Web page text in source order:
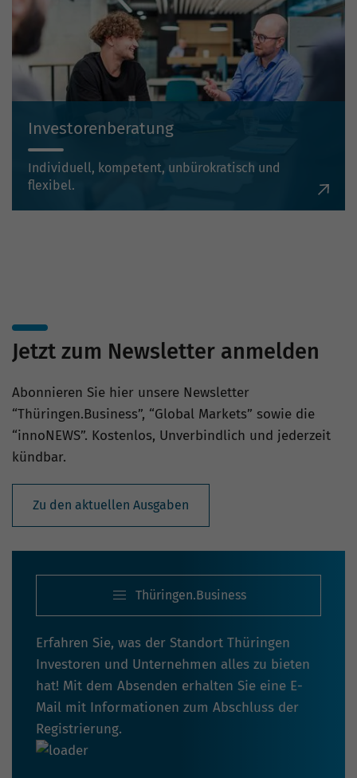
Investorenberatung
Individuell, kompetent, unbürokratisch und
flexibel.
Jetzt zum Newsletter anmelden
Abonnieren Sie hier unsere Newsletter
“Thüringen.Business”, “Global Markets” sowie die
“innoNEWS”. Kostenlos, Unverbindlich und jederzeit
kündbar.
Zu den aktuellen Ausgaben
Thüringen.Business
Erfahren Sie, was der Standort Thüringen
Investoren und Unternehmen alles zu bieten
hat! Mit dem Absenden erhalten Sie eine E-
Mail mit Informationen zum Abschluss der
Registrierung.